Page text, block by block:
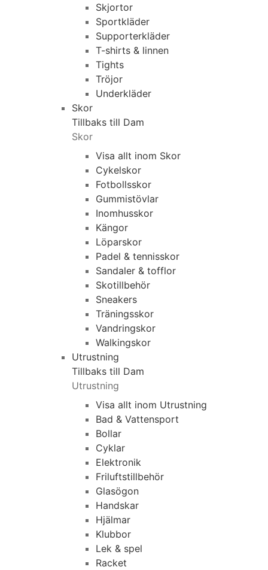
Skjortor
Sportkläder
Supporterkläder
T-shirts & linnen
Tights
Tröjor
Underkläder
Skor
Tillbaks till Dam
Skor
Visa allt inom Skor
Cykelskor
Fotbollsskor
Gummistövlar
Inomhusskor
Kängor
Löparskor
Padel & tennisskor
Sandaler & tofflor
Skotillbehör
Sneakers
Träningsskor
Vandringskor
Walkingskor
Utrustning
Tillbaks till Dam
Utrustning
Visa allt inom Utrustning
Bad & Vattensport
Bollar
Cyklar
Elektronik
Friluftstillbehör
Glasögon
Handskar
Hjälmar
Klubbor
Lek & spel
Racket